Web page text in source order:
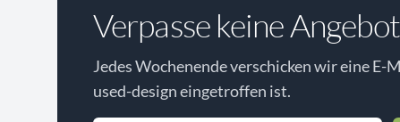
Verpasse keine
Jedes Wochenende verschicken wir eine E-
used-design eingetroffen ist.